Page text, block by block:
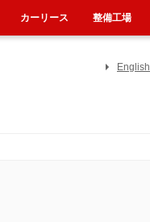
English
カーリース 整備工場